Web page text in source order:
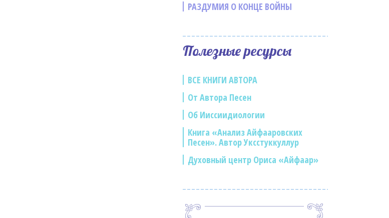
РАЗДУМИЯ О КОНЦЕ ВОЙНЫ
Полезные ресурсы
ВСЕ КНИГИ АВТОРА
От Автора Песен
Об Ииссиидиологии
Книга «Анализ Айфааровских
Песен». Автор Уксстуккуллур
Духовный центр Ориса «Айфаар»